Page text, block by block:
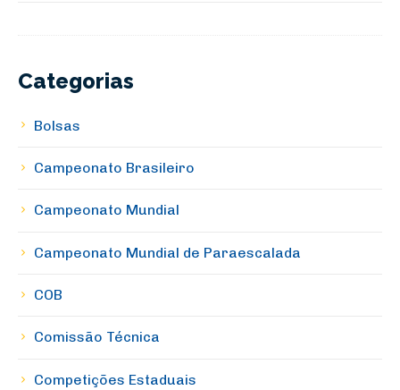
Categorias
Bolsas
Campeonato Brasileiro
Campeonato Mundial
Campeonato Mundial de Paraescalada
COB
Comissão Técnica
Competições Estaduais